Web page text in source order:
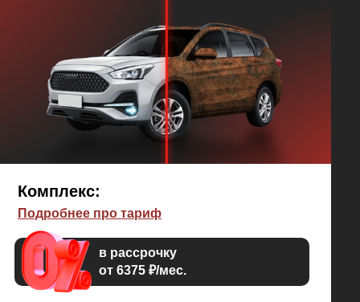
Подробнее про тариф
Комплекс:
в рассрочку
от 6375 ₽/мес.